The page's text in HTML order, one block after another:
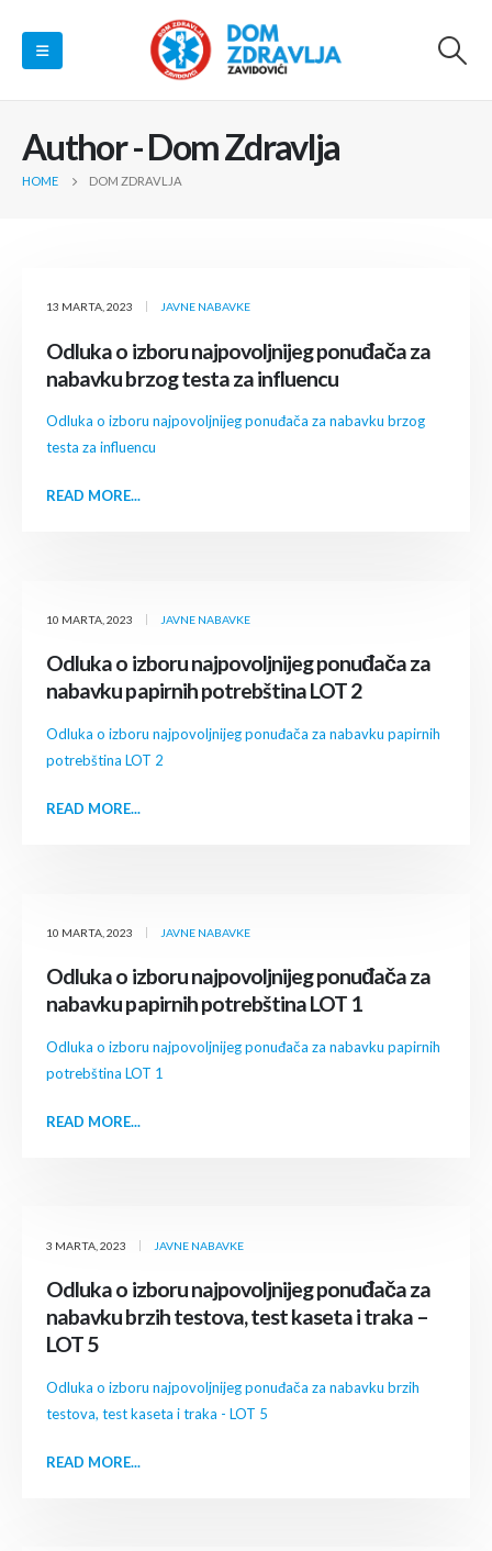
Author - Dom Zdravlja
HOME DOM ZDRAVLJA
13 MARTA, 2023 JAVNE NABAVKE
Odluka o izboru najpovoljnijeg ponuđača za
nabavku brzog testa za influencu
Odluka o izboru najpovoljnijeg ponuđača za nabavku brzog
testa za influencu
READ MORE...
10 MARTA, 2023 JAVNE NABAVKE
Odluka o izboru najpovoljnijeg ponuđača za
nabavku papirnih potrebština LOT 2
Odluka o izboru najpovoljnijeg ponuđača za nabavku papirnih
potrebština LOT 2
READ MORE...
10 MARTA, 2023 JAVNE NABAVKE
Odluka o izboru najpovoljnijeg ponuđača za
nabavku papirnih potrebština LOT 1
Odluka o izboru najpovoljnijeg ponuđača za nabavku papirnih
potrebština LOT 1
READ MORE...
3 MARTA, 2023 JAVNE NABAVKE
Odluka o izboru najpovoljnijeg ponuđača za
nabavku brzih testova, test kaseta i traka –
LOT 5
Odluka o izboru najpovoljnijeg ponuđača za nabavku brzih
testova, test kaseta i traka - LOT 5
READ MORE...